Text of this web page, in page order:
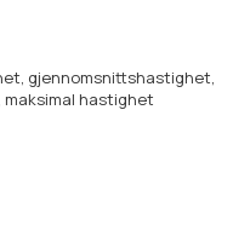
gjennomsnittshastighet,
hastighet